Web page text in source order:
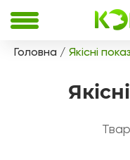
Головна Якісні